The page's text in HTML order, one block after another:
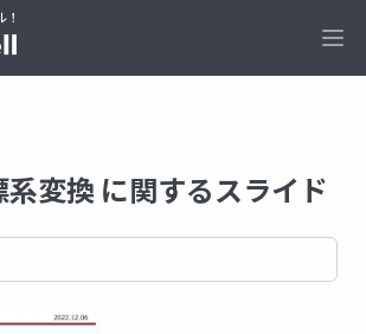
変換 に関するスライド